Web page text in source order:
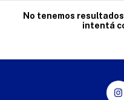
No tenemos
intentá